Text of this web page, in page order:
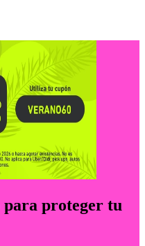
para proteger tu